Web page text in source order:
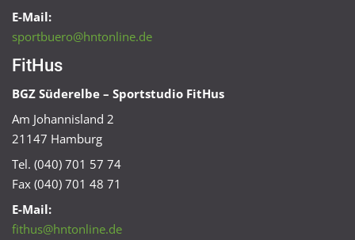
E-Mail:
sportbuero@hntonline.de
FitHus
BGZ Süderelbe – Sportstudio FitHus
Am Johannisland 2
21147 Hamburg
Tel. (040) 701 57 74
Fax (040) 701 48 71
E-Mail:
fithus@hntonline.de